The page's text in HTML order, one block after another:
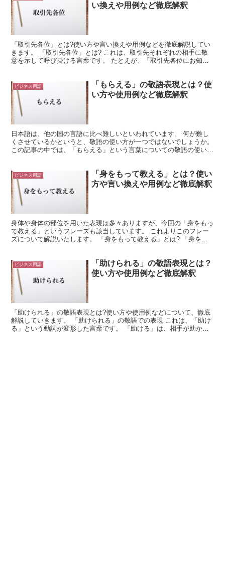
い換えや用例など徹底解釈
「取引先各位」とは?使い方や言い換えや用例などを徹底解説してい
きます。 「取引先各位」とは? これは、取引先それぞれの相手に敬
意を示して呼び掛ける言葉です。 たとえが、「取引先各位にお知ら
ビジネス用語
「もらえる」の敬語表現とは？使
い方や使用例など徹底解釈
日本語は、他の国の言語に比べ難しいといわれています。 何が難し
くさせているかというと、敬語の使い方が一つではないでしょうか。
この記事の中では、「もらえる」という言葉についての敬語の使い方
ビジネス用語
「身をもって教える」とは？使い
方や言い換えや用例など徹底解釈
身体や身体の部位を用いた表現は多々ありますが、今回の「身をもっ
て教える」というフレーズも該当しています。 これよりこのフレー
ズについて解説いたします。 「身をもって教える」とは? 「身をも
ビジネス用語
「助けられる」の敬語表現とは？
使い方や使用例など徹底解釈
「助けられる」の敬語表現とは?使い方や使用例などについて、徹底
解説していきます。 「助けられる」の敬語での表現 これは、「助け
る」という動詞が変形した言葉です。 「助ける」は、相手が助かる